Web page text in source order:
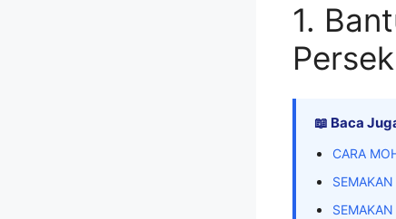
1.
📖 Baca
CARA